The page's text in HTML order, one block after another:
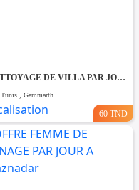
NETTOYAGE DE VILLA PAR JOUR A Gammarth
Tunis , Gammarth
60 TND